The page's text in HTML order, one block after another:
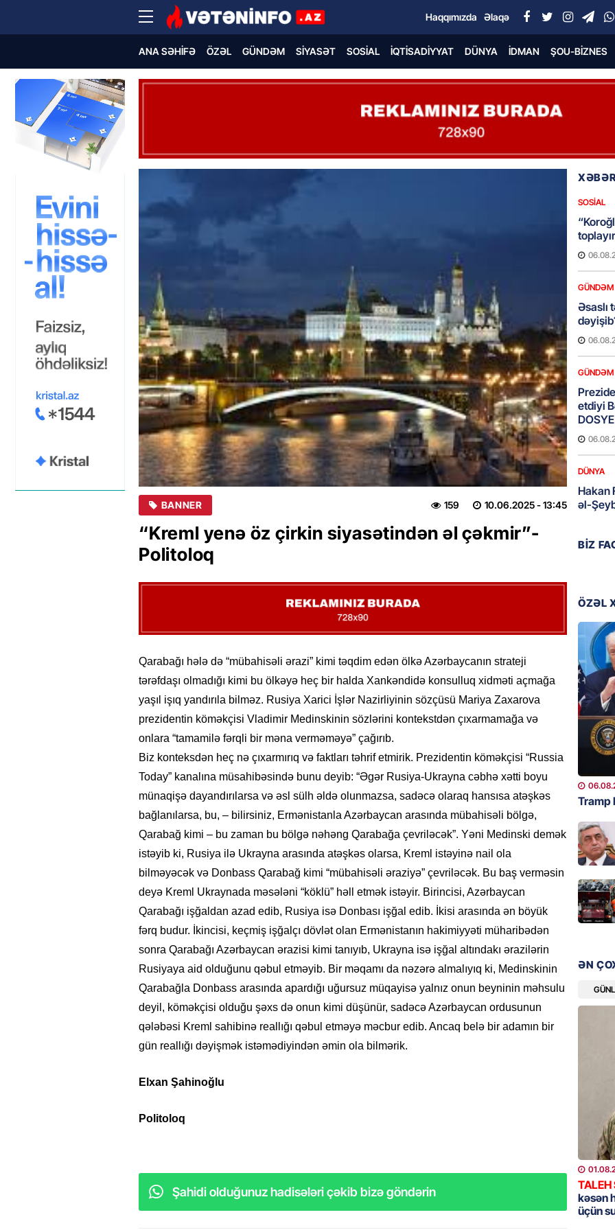
Haqqımızda Əlaqə
ANA SƏHIFƏ ÖZƏL GÜNDƏM SIYASƏT SOSIAL İQTISADIYYAT DÜNYA İDMAN ŞOU-BIZNES
BANNER 10.06.2025- 13:45
159
“Kreml yenə öz çirkin siyasətindən əl çəkmir”-
Politoloq
Qarabağı hələ də “mübahisəli ərazi” kimi təqdim edən ölkə Azərbaycanın strateji
tərəfdaşı olmadığı kimi bu ölkəyə heç bir halda Xankəndidə konsulluq xidməti açmağa
yaşıl işıq yandırıla bilməz. Rusiya Xarici İşlər Nazirliyinin sözçüsü Mariya Zaxarova
prezidentin köməkçisi Vladimir Medinskinin sözlərini kontekstdən çıxarmamağa və
onlara “tamamilə fərqli bir məna verməməyə” çağırıb.
Biz konteksdən heç nə çıxarmırıq və faktları təhrif etmirik. Prezidentin köməkçisi “Russia
Today” kanalına müsahibəsində bunu deyib: “Əgər Rusiya-Ukrayna cəbhə xətti boyu
münaqişə dayandırılarsa və əsl sülh əldə olunmazsa, sadəcə olaraq hansısa atəşkəs
bağlanılarsa, bu, – bilirsiniz, Ermənistanla Azərbaycan arasında mübahisəli bölgə,
Qarabağ kimi – bu zaman bu bölgə nəhəng Qarabağa çevriləcək”. Yəni Medinski demək
istəyib ki, Rusiya ilə Ukrayna arasında atəşkəs olarsa, Kreml istəyinə nail ola
bilməyəcək və Donbass Qarabağ kimi “mübahisəli əraziyə” çevriləcək. Bu baş verməsin
deyə Kreml Ukraynada məsələni “köklü” həll etmək istəyir. Birincisi, Azərbaycan
Qarabağı işğaldan azad edib, Rusiya isə Donbası işğal edib. İkisi arasında ən böyük
fərq budur. İkincisi, keçmiş işğalçı dövlət olan Ermənistanın hakimiyyəti müharibədən
sonra Qarabağı Azərbaycan ərazisi kimi tanıyıb, Ukrayna isə işğal altındakı ərazilərin
Rusiyaya aid olduğunu qəbul etməyib. Bir məqamı da nəzərə almalıyıq ki, Medinskinin
Qarabağla Donbass arasında apardığı uğursuz müqayisə yalnız onun beyninin məhsulu
deyil, köməkçisi olduğu şəxs də onun kimi düşünür, sadəcə Azərbaycan ordusunun
qələbəsi Kreml sahibinə reallığı qəbul etməyə məcbur edib. Ancaq belə bir adamın bir
gün reallığı dəyişmək istəmədiyindən əmin ola bilmərik.
Elxan Şahinoğlu
Politoloq
Şahidi olduğunuz hadisələri çəkib bizə göndərin
SOSIAL
GÜNDƏM
Əsaslı
GÜNDƏM
etdiyi
DOSYE
DÜNYA
Hakan
əl-
GÜNDƏM
YAP
Tramp
GÜNDƏM
HADISƏ
DÜNYA
Kiyev
neft
verdi:
REKLAM
edin,
edin
BIZ
ÖZƏL
Tramp
ƏN
TALEH
kəsən
üçün